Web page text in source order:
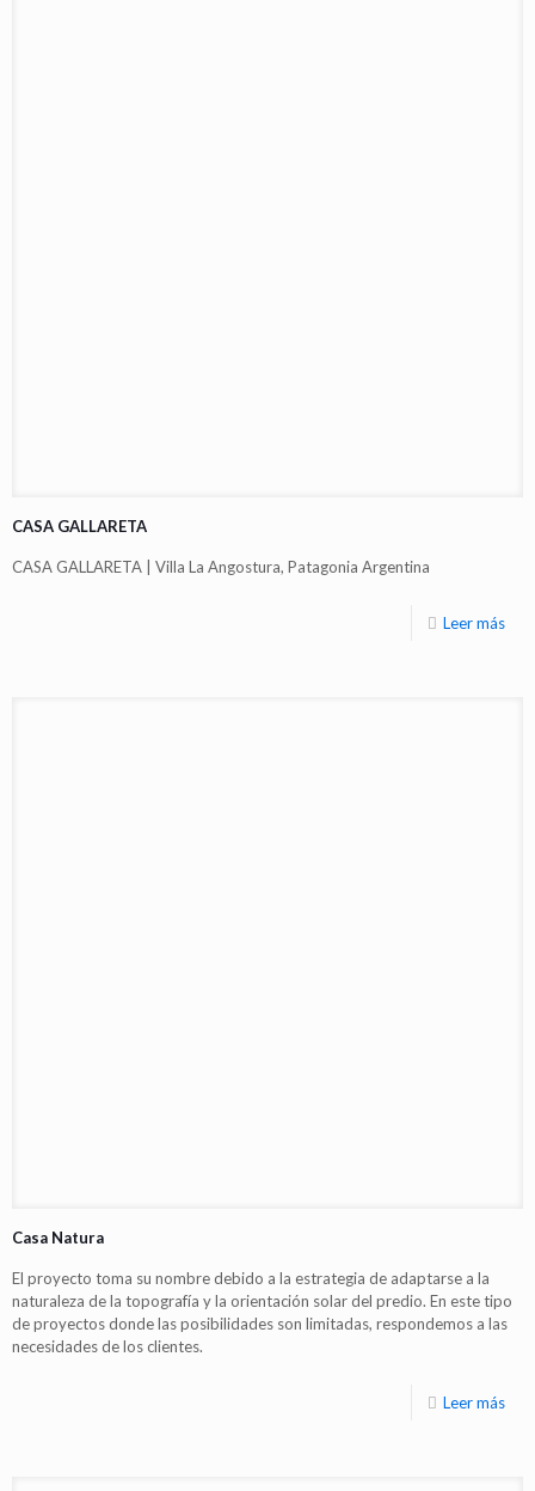
CASA GALLARETA
CASA GALLARETA | Villa La Angostura, Patagonia Argentina
Leer más
Casa Natura
El proyecto toma su nombre debido a la estrategia de adaptarse a la
naturaleza de la topografía y la orientación solar del predio. En este tipo
de proyectos donde las posibilidades son limitadas, respondemos a las
necesidades de los clientes.
Leer más